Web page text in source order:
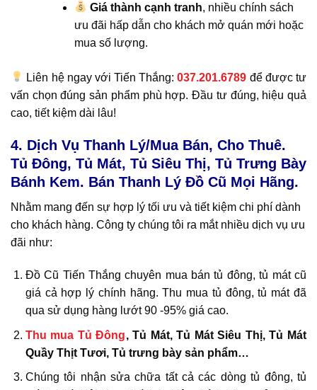
Giá thành cạnh tranh, nhiều chính sách
ưu đãi hấp dẫn cho khách mở quán mới hoặc
mua số lượng.
Liên hệ ngay với Tiến Thắng:037.201.6789 để được tư
vấn chọn đúng sản phẩm phù hợp. Đầu tư đúng, hiệu quả
cao, tiết kiệm dài lâu!
4. Dịch Vụ Thanh Lý/Mua Bán, Cho Thuê.
Tủ Đông, Tủ Mát, Tủ Siêu Thị, Tủ Trưng Bày
Bánh Kem. Bán Thanh Lý Đồ Cũ Mọi Hãng.
Nhằm mang đến sự hợp lý tối ưu và tiết kiệm chi phí dành
cho khách hàng. Công ty chúng tôi ra mắt nhiều dịch vụ ưu
đãi như:
Đồ Cũ Tiến Thắng chuyên mua bán tủ đông, tủ mát cũ
giá cả hợp lý chính hãng. Thu mua tủ đông, tủ mát đã
qua sử dụng hàng lướt 90 -95% giá cao.
Thu mua Tủ Đông, Tủ Mát, Tủ Mát Siêu Thị, Tủ Mát
Quầy Thịt Tươi, Tủ trưng bày sản phẩm…
Chúng tôi nhận sửa chữa tất cả các dòng tủ đông, tủ